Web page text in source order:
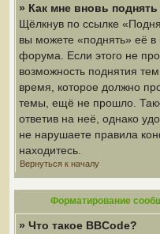
» Как мне вновь
Щёлкнув по ссылке
вы можете «поднять» её
форума. Если этого не
возможность поднятия
время, которое должно
темы, ещё не прошло.
ответив на неё, однако
не нарушаете правила
находитесь.
Вернуться к началу
Форматирование
» Что такое BBCode?